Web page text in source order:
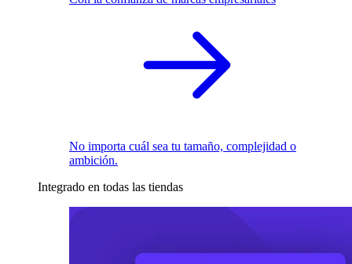
No importa cuál sea tu tamaño, complejidad o
ambición.
Integrado en todas las tiendas